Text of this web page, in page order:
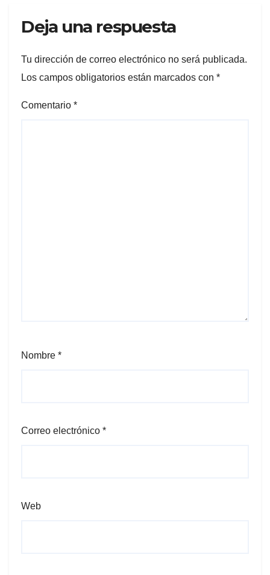
Deja una respuesta
Tu dirección de correo electrónico no será publicada.
Los campos obligatorios están marcados con *
Comentario *
Nombre *
Correo electrónico *
Web